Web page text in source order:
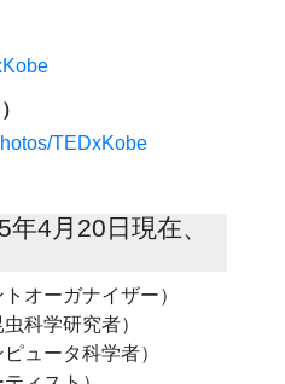
TEDxKobe
4月20日現在、
オーガナイザー）
科学研究者）
ュータ科学者）